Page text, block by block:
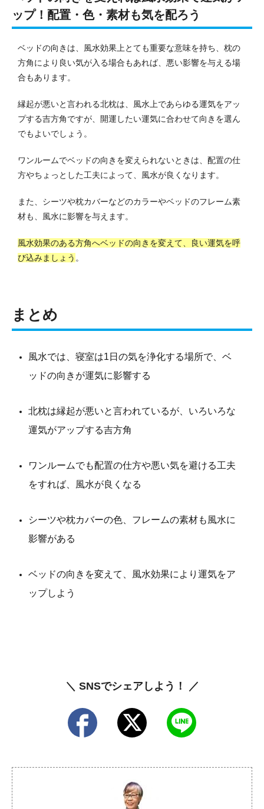
ップ！配置・色・素材も気を配ろう
ベッドの向きは、風水効果上とても重要な意味を持ち、枕の
方角により良い気が入る場合もあれば、悪い影響を与える場
合もあります。
縁起が悪いと言われる北枕は、風水上であらゆる運気をアッ
プする吉方角ですが、開運したい運気に合わせて向きを選ん
でもよいでしょう。
ワンルームでベッドの向きを変えられないときは、配置の仕
方やちょっとした工夫によって、風水が良くなります。
また、シーツや枕カバーなどのカラーやベッドのフレーム素
材も、風水に影響を与えます。
風水効果のある方角へベッドの向きを変えて、良い運気を呼
び込みましょう 。
まとめ
風水では、寝室は1日の気を浄化する場所で、ベ
ッドの向きが運気に影響する
北枕は縁起が悪いと言われているが、いろいろな
運気がアップする吉方角
ワンルームでも配置の仕方や悪い気を避ける工夫
をすれば、風水が良くなる
シーツや枕カバーの色、フレームの素材も風水に
影響がある
ベッドの向きを変えて、風水効果により運気をア
ップしよう
＼ SNSでシェアしよう！ ／